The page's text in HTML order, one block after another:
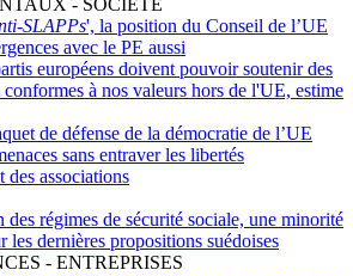
- SOCIÉTÉ
SLAPPs', la position du Conseil de l’UE
avec le PE aussi
européens doivent pouvoir soutenir des
à nos valeurs hors de l'UE, estime
de défense de la démocratie de l’UE
sans entraver les libertés
des associations
des régimes de sécurité sociale, une minorité
les dernières propositions suédoises
- ENTREPRISES